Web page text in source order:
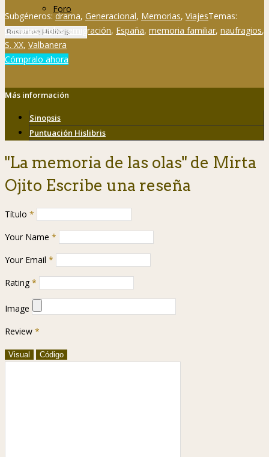
Foro
Subgéneros:drama, Generacional, Memorias, ViajesTemas:
Canarias,Cuba,emigración, España, memoria familiar, naufragios,
S. XX, Valbanera
Cómpralo ahora
Más información
Sinopsis
Puntuación Hislibris
"La memoria de las olas" de Mirta
Ojito Escribe una reseña
Título *
Your Name *
Your Email *
Rating *
Image
Review *
Visual Código